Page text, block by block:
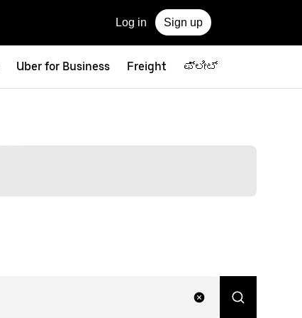
Log in Sign up
Uber for Business Freight ಫ್ಲೀಟ್